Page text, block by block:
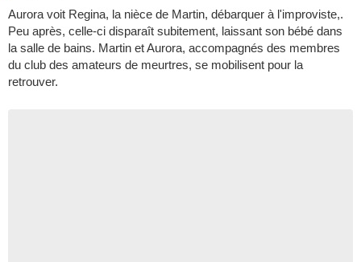
Aurora voit Regina, la nièce de Martin, débarquer à l'improviste,.
Peu après, celle-ci disparaît subitement, laissant son bébé dans
la salle de bains. Martin et Aurora, accompagnés des membres
du club des amateurs de meurtres, se mobilisent pour la
retrouver.